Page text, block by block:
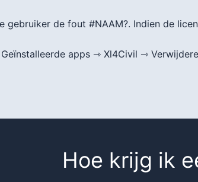
gebruiker de fout #NAAM?. Indien de
apps ⇾ Xl4Civil ⇾
Hoe krijg ik